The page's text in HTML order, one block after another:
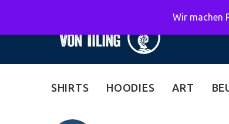
SHIRTS HOODIES ART
Wir machen